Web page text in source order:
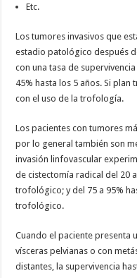
Etc.
Los tumores invasivos que
estadio patológico después
con una tasa de
45% hasta los 5 años. Si plan
con el uso de la trofología.
Los pacientes con tumores
por lo general también son
invasión linfovascular
de cistectomía radical del 20
trofológico; y del 75 a 95%
trofológico.
Cuando el paciente presenta
vísceras pelvianas o con
distantes, la supervivencia